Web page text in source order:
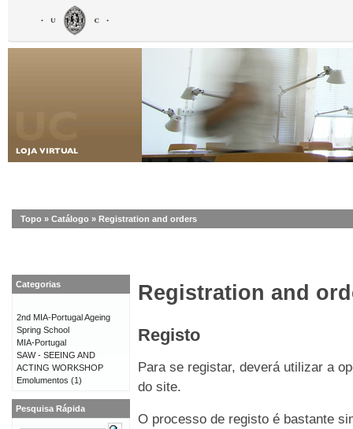
Topo » Catálogo » Registration and orders
Registration and
Registo
Para se registar, deverá utilizar a
do site.
O processo de registo é bastante
Categorias
2nd MIA-Portugal Ageing
Spring School
MIA-Portugal
SAW - SEEING AND
ACTING WORKSHOP
Emolumentos (1)
Pesquisa Rápida